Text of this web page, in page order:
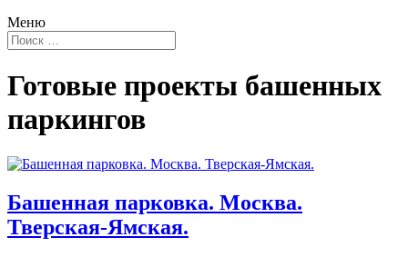
Меню
Готовые проекты башенных
паркингов
Башенная парковка. Москва.
Тверская-Ямская.